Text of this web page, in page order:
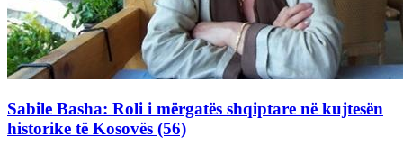
Sabile Basha: Roli i mërgatës shqiptare në kujtesën
historike të Kosovës (56)